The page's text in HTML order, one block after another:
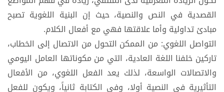
القصدية في النص والنصية، حيث إن البنية اللغوية تصبح
مبادئ تداولية وأما علاقتها فهي مع أفعال الكلام.
التواصل اللغوي: من الممكن التحول من الاتصال إلى الخطاب،
تاركين خلفنا اللغة العادية، التي من مكوناتها العامل اليومي
والاتصالات الواسعة، لذلك يعد الفعل اللغوي، من الأفعال
التأثيرية في النصية أولا، وفي الكتابة ثانياً، ويكون للفعل